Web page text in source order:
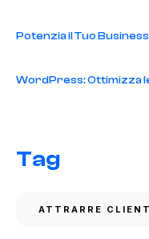
Potenzia il Tuo
WordPress: Ottimizza
Tag
ATTRARRE